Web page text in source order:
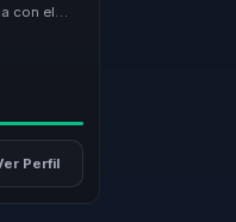
con el
Perfil